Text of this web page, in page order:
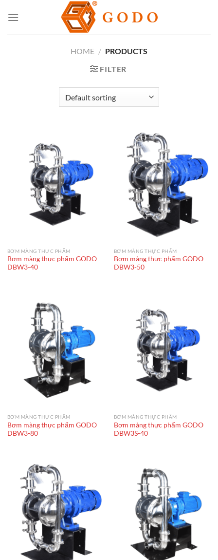
HOME / PRODUCTS
FILTER
BƠM MÀNG THỰC PHẨM
Bơm màng thực phẩm GODO
DBW3-40
BƠM MÀNG THỰC PHẨM
Bơm màng thực phẩm GODO
DBW3-50
BƠM MÀNG THỰC PHẨM
Bơm màng thực phẩm GODO
DBW3-80
BƠM MÀNG THỰC PHẨM
Bơm màng thực phẩm GODO
DBW3S-40